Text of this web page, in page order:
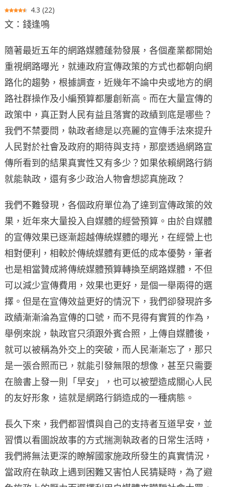
4.3 (22)
文：錢逢鳴
隨著最近五年的網路媒體蓬勃發展，各個產業都開始
重視網路曝光，就連政府宣傳政策的方式也都朝向網
路化的趨勢，根據調查，近幾年不論中央或地方的網
路社群操作及小編預算都屢創新高。而在大量宣傳的
政策中，真正對人民有益且落實的政績到底是哪些？
我們不禁要問，執政者總是以亮麗的宣傳手法來提升
人民對於社會及政府的期待與支持，那麼透過網路宣
傳所看到的結果真實性又有多少？如果依賴網路行銷
就能執政，還有多少政治人物會想認真施政？
我們不難發現，各個政府單位為了達到宣傳政策的效
果，近年來大量投入自媒體的經營預算。由於自媒體
的宣傳效果已逐漸超越傳統媒體的曝光，在經營上也
相對便利，相較於傳統媒體有更低的成本優勢，筆者
也是相當贊成將傳統媒體預算轉換至網路媒體，不但
可以減少宣傳費用，效果也更好，是個一舉兩得的選
擇。但是在宣傳效益更好的情況下，我們卻發現許多
政績漸漸淪為宣傳的口號，而不見得有實質的作為，
舉例來說，執政官只須跟外賓合照，上傳自媒體後，
就可以被稱為外交上的突破，而人民漸漸忘了，那只
是一張合照而已，就能引發無限的想像，甚至只需要
在臉書上發一則「早安」，也可以被塑造成關心人民
的友好形象，這就是網路行銷造成的一種病態。
長久下來，我們都習慣與自己的支持者互道早安，並
習慣以看圖說故事的方式揣測執政者的日常生活時，
我們將無法更深的瞭解國家施政所發生的真實情況，
當政府在執政上遇到困難又害怕人民猜疑時，為了避